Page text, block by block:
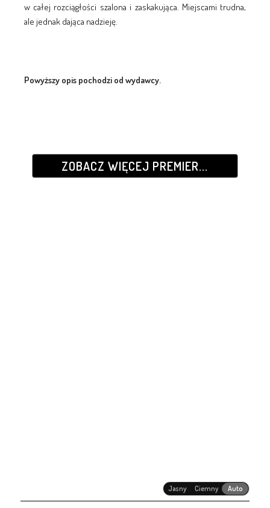
w całej rozciągłości szalona i zaskakująca. Miejscami trudna,
ale jednak dająca nadzieję.
Powyższy opis pochodzi od wydawcy.
ZOBACZ WIĘCEJ PREMIER...
Jasny Ciemny Auto